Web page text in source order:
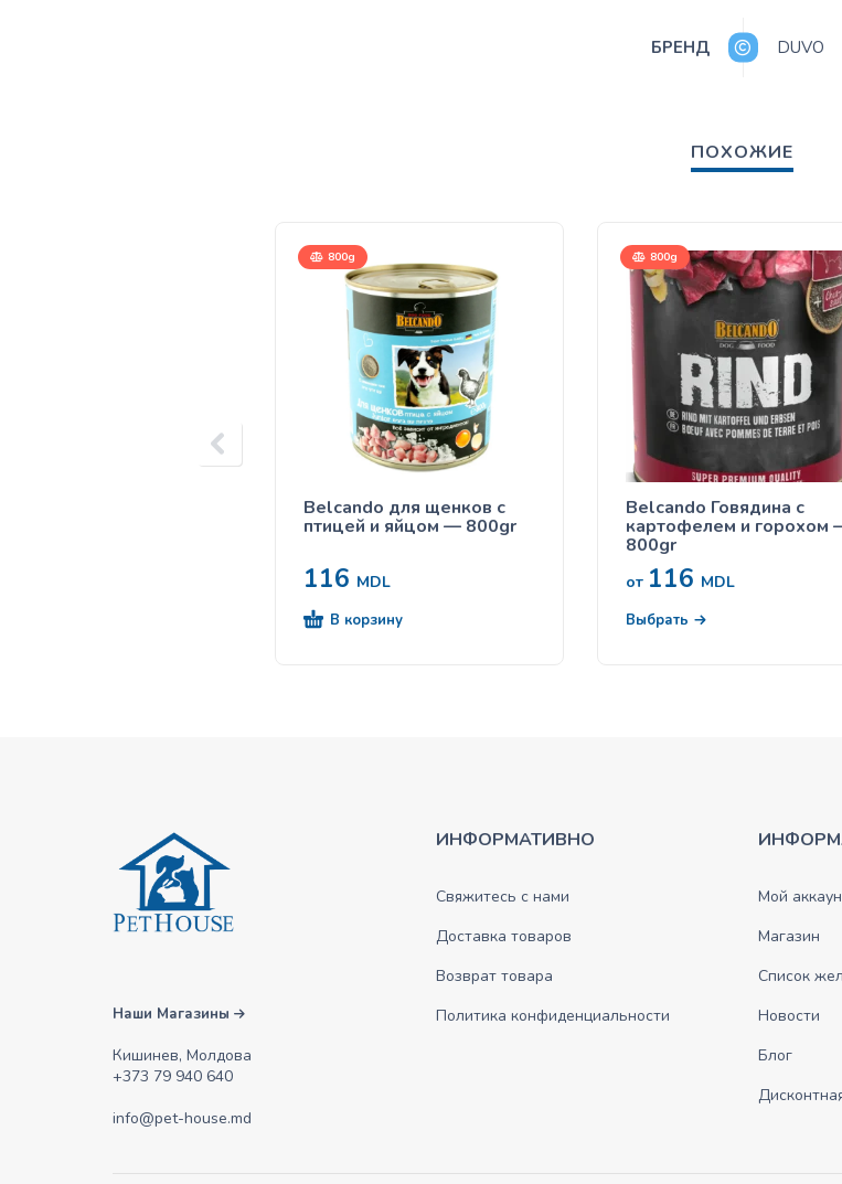
БРЕНД DUVO
ПОХОЖИЕ
800g
Belcando для щенков с
птицей и яйцом — 800gr
116 MDL
В корзину
800g
Belcando Говядина с
картофелем и горохом
800gr
от 116 MDL
Выбрать
Наши Магазины
Кишинев, Молдова
+373 79 940 640
info@pet-house.md
ИНФОРМАТИВНО
Свяжитесь с нами
Доставка товаров
Возврат товара
Политика конфиденциальности
Мой
Магазин
Список
Новости
Блог